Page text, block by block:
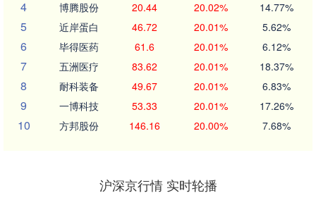
4 博腾股份 20.44 20.02% 14.77%
5 近岸蛋白 46.72 20.01% 5.62%
6 毕得医药 61.6 20.01% 6.12%
7 五洲医疗 83.62 20.01% 18.37%
8 耐科装备 49.67 20.01% 6.83%
9 一博科技 53.33 20.01% 17.26%
10 方邦股份 146.16 20.00% 7.68%
沪深京行情 实时轮播